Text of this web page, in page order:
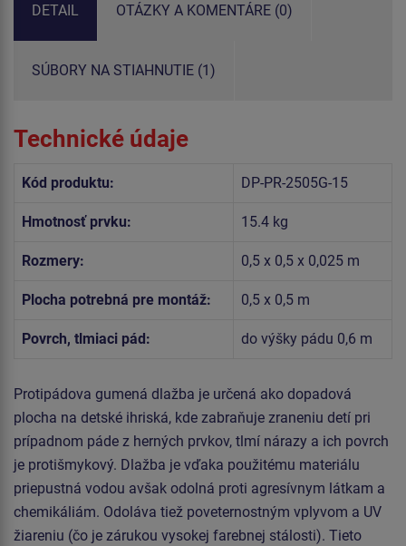
DETAIL OTÁZKY A KOMENTÁRE (0)
SÚBORY NA STIAHNUTIE (1)
Technické údaje
Kód produktu: DP-PR-2505G-15
Hmotnosť prvku: 15.4 kg
Rozmery: 0,5 x 0,5 x 0,025 m
Plocha potrebná pre montáž: 0,5 x 0,5 m
Povrch, tlmiaci pád: do výšky pádu 0,6 m
Protipádova gumená dlažba je určená ako dopadová
plocha na detské ihriská, kde zabraňuje zraneniu detí pri
prípadnom páde z herných prvkov, tlmí nárazy a ich povrch
je protišmykový. Dlažba je vďaka použitému materiálu
priepustná vodou avšak odolná proti agresívnym látkam a
chemikáliám. Odoláva tiež poveternostným vplyvom a UV
žiareniu (čo je zárukou vysokej farebnej stálosti). Tieto